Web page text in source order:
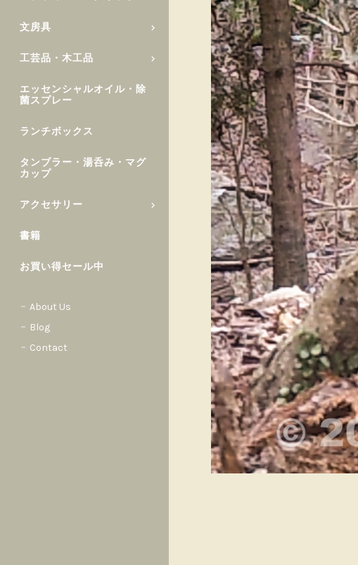
文房具
工芸品・木工品
エッセンシャルオイル・除
菌スプレー
ランチボックス
タンブラー・湯呑み・マグ
カップ
アクセサリー
書籍
お買い得セール中
About Us
Blog
Contact